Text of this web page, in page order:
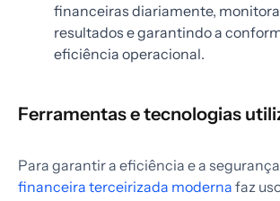
financeiras diariamente,
resultados e garantindo a
eficiência operacional.
Ferramentas e tecnologias
Para garantir a eficiência e a
financeira terceirizada moderna faz